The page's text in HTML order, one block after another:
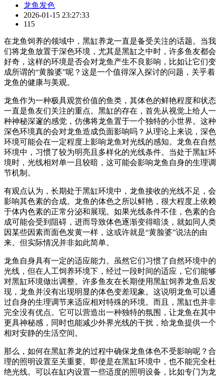
龙鱼发色
2026-01-15 23:27:33
115
在龙鱼饲养的领域中，黑缸养龙一直是备受关注的话题。当我
们将龙鱼放置于深色环境，尤其是黑缸之中时，许多鱼友都会
好奇，这样的环境是否会对龙鱼产生不良影响，比如让它们变
成所谓的“黄脸婆”呢？这是一个值得深入探讨的问题，关乎着
龙鱼的健康与美观。
龙鱼作为一种极具观赏价值的鱼类，其体色的鲜艳程度和状态
一直是鱼友们关注的重点。黑缸的存在，首先从视觉上给人一
种神秘深邃的感觉，仿佛将龙鱼置于一个独特的小世界。这种
深色环境真的会对龙鱼造成负面影响吗？从理论上来说，深色
环境可能会在一定程度上影响龙鱼对光线的感知。龙鱼在自然
环境中，习惯了较为明亮且多样化的光线条件。当处于黑缸环
境时，光线相对单一且较暗，这可能会影响龙鱼自身的生理调
节机制。
有观点认为，长期处于黑缸环境中，龙鱼接收的光线不足，会
影响其色素的合成。龙鱼的体色之所以鲜艳，很大程度上依赖
于体内色素的正常分泌和展现。如果光线条件不佳，色素的合
成可能会受到阻碍，进而导致体色逐渐变得暗淡，就如同人类
因某些因素而面色发黄一样，这或许就是“黄脸婆”说法的由
来。但实际情况并非如此简单。
龙鱼自身具有一定的适应能力。虽然它们习惯了自然环境中的
光线，但在人工饲养环境下，经过一段时间的适应，它们能够
对黑缸环境做出调整。许多鱼友在长期使用黑缸饲养龙鱼后发
现，龙鱼并没有出现明显的体色变差现象。这说明龙鱼可以通
过自身的生理调节来适应相对特殊的环境。而且，黑缸也并非
完全没有优点。它可以营造出一种独特的氛围，让龙鱼在其中
更具神秘感，同时也能减少外界光线的干扰，给龙鱼提供一个
相对安静的生活空间。
那么，如何在黑缸养龙的过程中确保龙鱼体色不受影响呢？合
理的照明设置至关重要。即使是在黑缸环境中，也不能完全杜
绝光线。可以在缸内设置一些适度的照明设备，比如专门为龙